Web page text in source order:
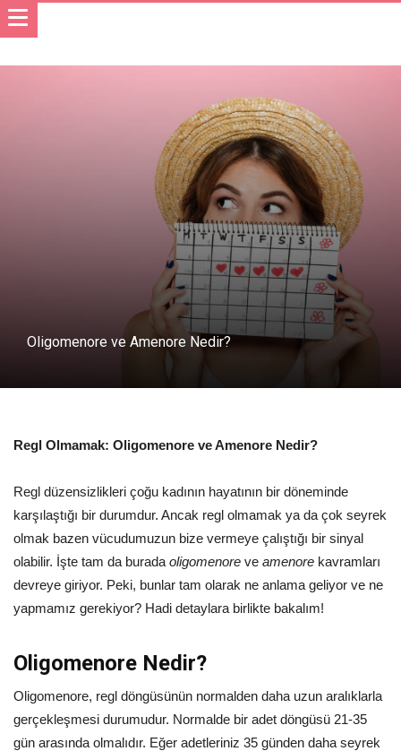
Oligomenore ve Amenore Nedir?
Regl Olmamak: Oligomenore ve Amenore Nedir?
Regl düzensizlikleri çoğu kadının hayatının bir döneminde
karşılaştığı bir durumdur. Ancak regl olmamak ya da çok seyrek
olmak bazen vücudumuzun bize vermeye çalıştığı bir sinyal
olabilir. İşte tam da burada oligomenore ve amenore kavramları
devreye giriyor. Peki, bunlar tam olarak ne anlama geliyor ve ne
yapmamız gerekiyor? Hadi detaylara birlikte bakalım!
Oligomenore Nedir?
Oligomenore, regl döngüsünün normalden daha uzun aralıklarla
gerçekleşmesi durumudur. Normalde bir adet döngüsü 21-35
gün arasında olmalıdır. Eğer adetleriniz 35 günden daha seyrek